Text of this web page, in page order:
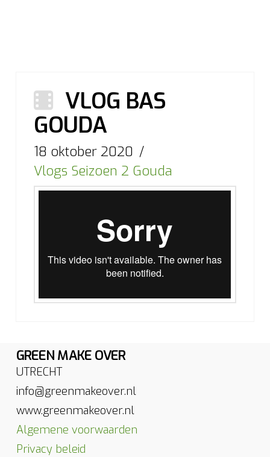
VLOG BAS
GOUDA
18 oktober 2020
Vlogs Seizoen 2 Gouda
GREEN MAKE OVER
UTRECHT
info@greenmakeover.nl
www.greenmakeover.nl
Algemene voorwaarden
Privacy beleid